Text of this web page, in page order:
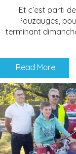
Et c’est parti
Pouzauges,
terminant
Read More